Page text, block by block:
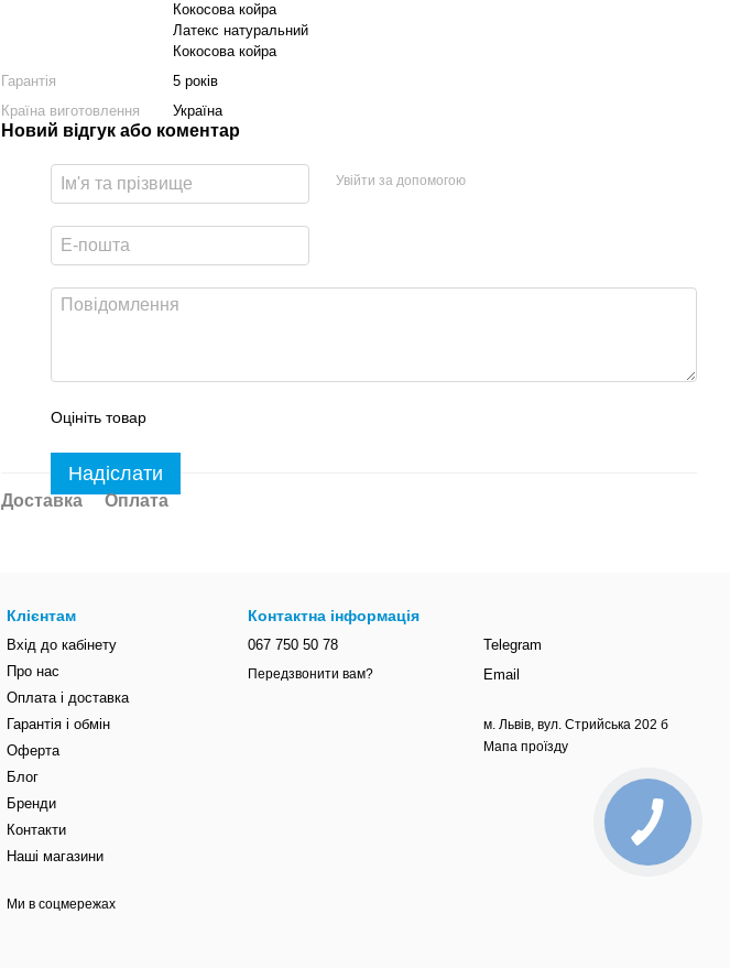
Кокосова койра
Латекс натуральний
Кокосова койра
Гарантія
5 років
Країна виготовлення
Україна
Новий відгук або коментар
Увійти за допомогою
Оцініть товар
Надіслати
Доставка Оплата
Клієнтам
Вхід до кабінету
Про нас
Оплата і доставка
Гарантія і обмін
Оферта
Блог
Бренди
Контакти
Наші магазини
Ми в соцмережах
Контактна інформація
067 750 50 78
Передзвонити вам?
Telegram
Email
м. Львів, вул. Стрийська 202 б
Мапа проїзду